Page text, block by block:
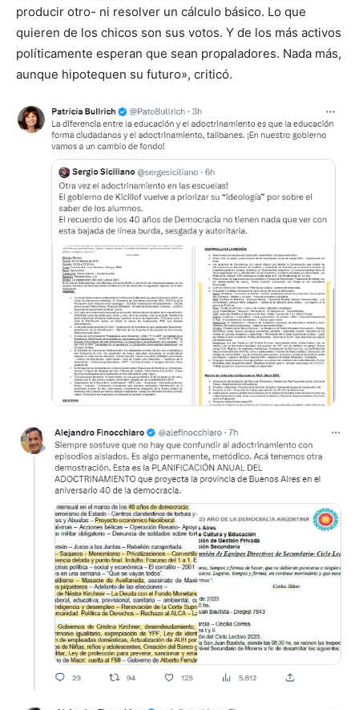
producir otro- ni resolver un cálculo básico. Lo que
quieren de los chicos son sus votos. Y de los más activos
políticamente esperan que sean propaladores. Nada más,
aunque hipotequen su futuro», criticó.